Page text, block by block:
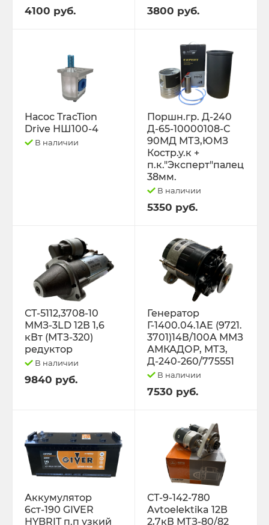
4100 руб. 3800 руб.
Насос TracTion
Drive НШ100-4
В наличии
Поршн.гр. Д-240
Д-65-10000108-С
90МД МТЗ,ЮМЗ
Костр.у.к +
п.к."Эксперт"палец
38мм.
В наличии
5350 руб.
СТ-5112,3708-10
ММЗ-3LD 12В 1,6
кВт (МТЗ-320)
редуктор
В наличии
9840 руб.
Генератор
Г-1400.04.1АЕ (9721.
3701)14В/100А ММЗ
АМКАДОР, МТЗ,
Д-240-260/775551
В наличии
7530 руб.
Аккумулятор
6ст-190 GIVER
HYBRIT п.п узкий
СТ-9-142-780
Avtoelektika 12В
2,7кВ МТЗ-80/82
Спецпредложения
ТО-49 , ТО-30. ТО-28
ТОПЛИВОПРОВОДЫ.
Трактор ДТ-175 (ВОЛГАРЬ). ВТ-100
Трактор ДТ-75,Т-4,ТДТ-55 дв.А-41/01,
Трактор МТЗ-1221 1522 1523 1025 2022.3
Трактор МТЗ-320
Трактор МТЗ-82 Д-243 Д-245
Трактор Т-130,170
Трактор Т-150 СМД-60 СМД-31
Трактор Т-40, ЛТЗ-55/60 (Д-144)
Трактор Т-70С
Трактор ЮМЗ-6